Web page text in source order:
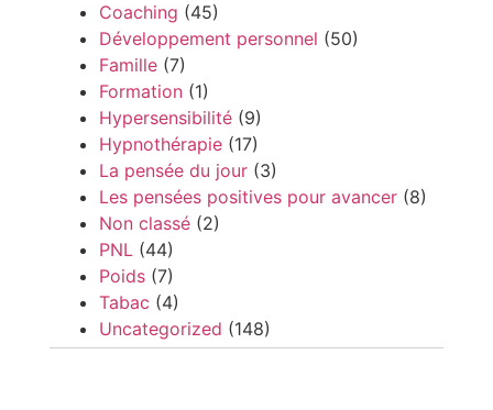
Coaching (45)
Développement personnel (50)
Famille (7)
Formation (1)
Hypersensibilité (9)
Hypnothérapie (17)
La pensée du jour (3)
Les pensées positives pour avancer (8)
Non classé (2)
PNL (44)
Poids (7)
Tabac (4)
Uncategorized (148)